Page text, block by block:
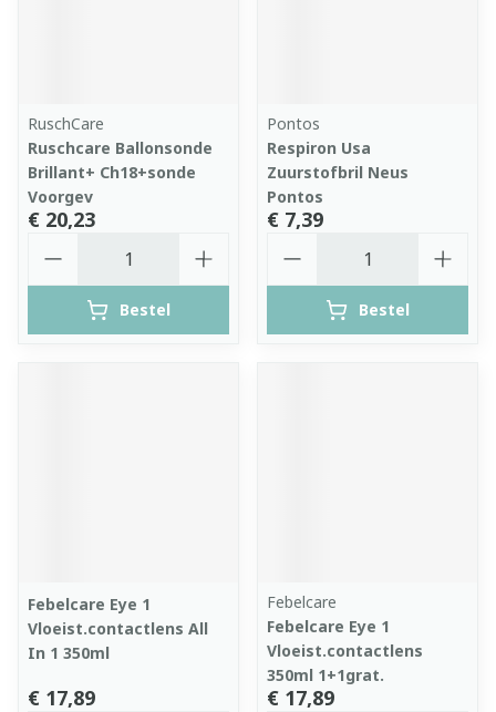
RuschCare
Ruschcare Ballonsonde
Brillant+ Ch18+sonde
Voorgev
€ 20,23
Bestel
Pontos
Respiron Usa
Zuurstofbril Neus
Pontos
€ 7,39
Bestel
Febelcare Eye 1
Vloeist.contactlens All
In 1 350ml
€ 17,89
Febelcare
Febelcare Eye 1
Vloeist.contactlens
350ml 1+1grat.
€ 17,89